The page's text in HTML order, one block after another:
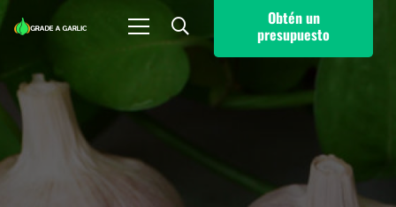
Obtén un
presupuesto